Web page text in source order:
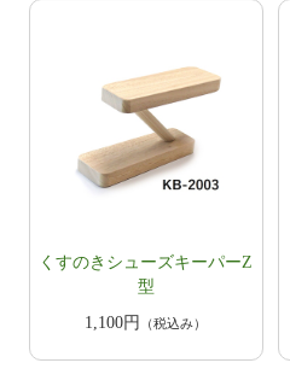
くすのきシューズキーパーZ
型
1,100円
（税込み）